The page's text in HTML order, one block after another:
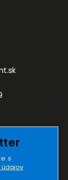
s
údajov